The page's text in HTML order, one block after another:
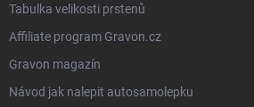
Tabulka velikosti prstenů
Affiliate program Gravon.cz
Gravon magazín
Návod jak nalepit autosamolepku